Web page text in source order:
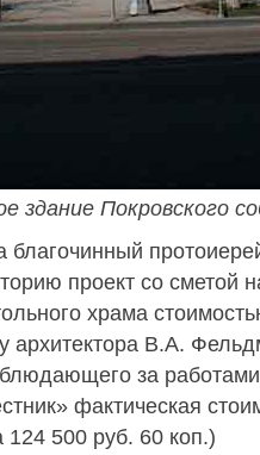
здание Покровского
благочинный
проект со сметой
храма
архитектора В.А.
за
фактическая
500 руб. 60 коп.)